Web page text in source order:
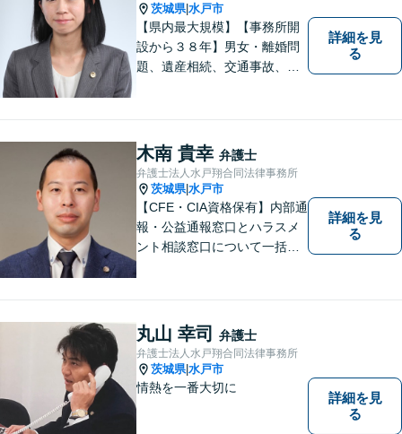
茨城県|水戸市
【県内最大規模】【事務所開
設から３８年】男女・離婚問
題、遺産相続、交通事故、労
地域密着の女性弁護士。お困
りごとがあればお気軽にご相
談ください！お一人おひとり
に誠実に向き合います。
詳細を見
る
木南 貴幸 弁護士
弁護士法人水戸翔合同法律事務所
茨城県|水戸市
【CFE・CIA資格保有】内部通
報・公益通報窓口とハラスメ
ント相談窓口について一括対
詳細を見
る
丸山 幸司 弁護士
弁護士法人水戸翔合同法律事務所
茨城県|水戸市
情熱を一番大切に
詳細を見
る